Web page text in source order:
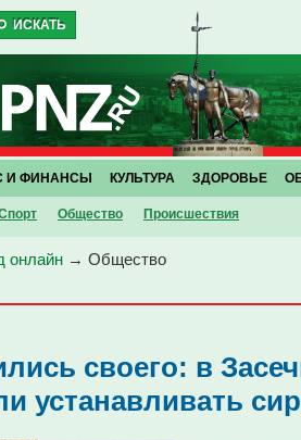
Общество Проиcшествия
И ФИНАНСЫ КУЛЬТУРА ЗДОРОВЬЕ
онлайн → Общество
своего: в
устанавливать